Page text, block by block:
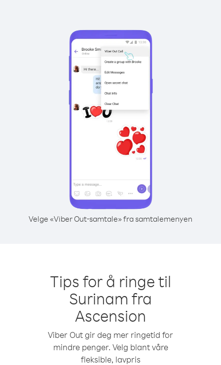
Velge «Viber Out-samtale» fra samtalemenyen
Tips for å ringe til
Surinam fra
Ascension
Viber Out gir deg mer ringetid for
mindre penger. Velg blant våre
fleksible, lavpris